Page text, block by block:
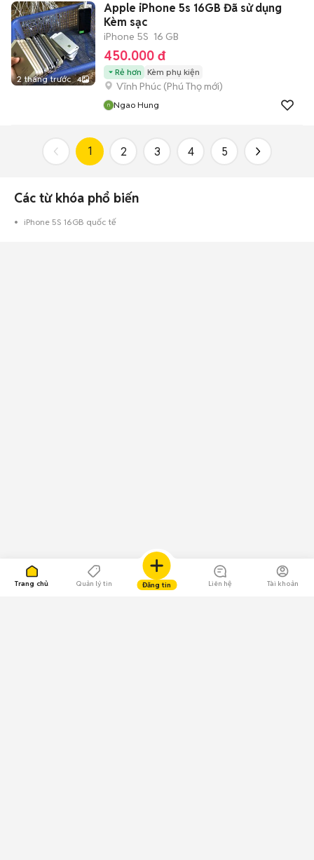
Trang chủ Quản lý tin Đăng tin Liên hệ Tài khoản
2 tháng trước 4
Apple iPhone 5s 16GB Đã sử dụng
Kèm sạc
iPhone 5S 16 GB
450.000 đ
Rẻ hơn Kèm phụ kiện
Vĩnh Phúc (Phú Thọ mới)
Ngao Hung
1 2 3 4 5
Các từ khóa phổ biến
iPhone 5S 16GB quốc tế